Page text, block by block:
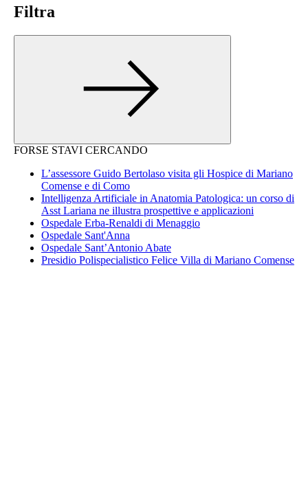
Filtra
FORSE STAVI CERCANDO
L’assessore Guido Bertolaso visita gli Hospice di Mariano
Comense e di Como
Intelligenza Artificiale in Anatomia Patologica: un corso di
Asst Lariana ne illustra prospettive e applicazioni
Ospedale Erba-Renaldi di Menaggio
Ospedale Sant'Anna
Ospedale Sant’Antonio Abate
Presidio Polispecialistico Felice Villa di Mariano Comense